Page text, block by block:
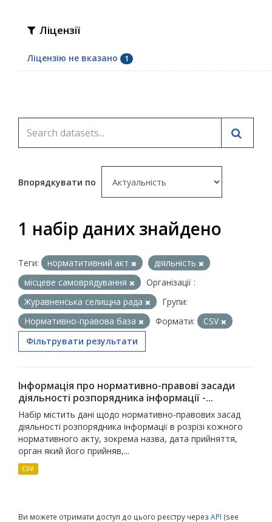
Ліцензії
Ліцензію не вказано 1
Впорядкувати по
1 набір даних знайдено
Теги: норматитивний акт
діяльність
місцеве самоврядування
Організації :
Журавненська селищна рада
Групи:
Нормативно-правова база
Формати:
CSV
Фільтрувати результати
Інформація про нормативно-правові засади
діяльності розпорядника інформації -...
Набір містить дані щодо нормативно-правових засад
діяльності розпорядника інформації в розрізі кожного
нормативного акту, зокрема назва, дата прийняття,
орган який його прийняв,...
CSV
Ви можете отримати доступ до цього реєстру через API (see